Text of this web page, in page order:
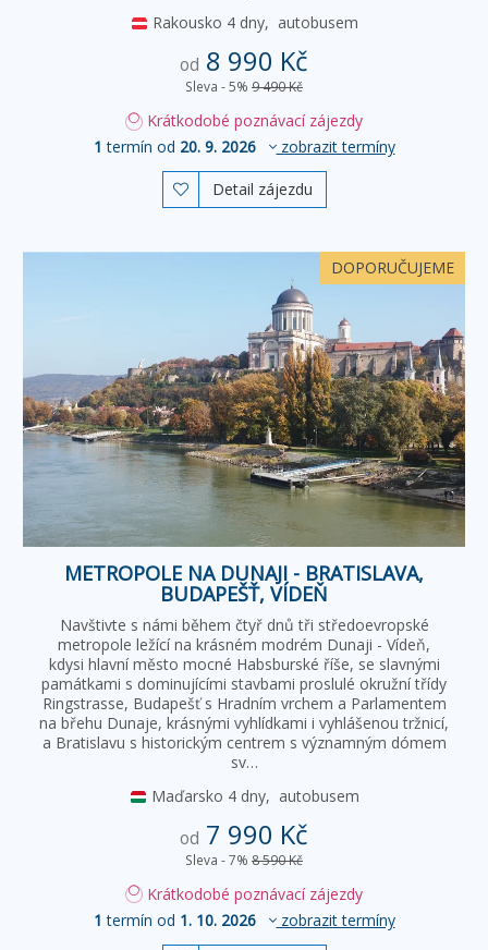
Rakousko 4 dny, autobusem
od 8 990 Kč
Sleva - 5% 9 490 Kč
Krátkodobé poznávací zájezdy
1 termín od 20. 9. 2026 zobrazit termíny
 Detail zájezdu
DOPORUČUJEME
METROPOLE NA DUNAJI - BRATISLAVA,
BUDAPEŠŤ, VÍDEŇ
Navštivte s námi během čtyř dnů tři středoevropské
metropole ležící na krásném modrém Dunaji - Vídeň,
kdysi hlavní město mocné Habsburské říše, se slavnými
památkami s dominujícími stavbami proslulé okružní třídy
Ringstrasse, Budapešť s Hradním vrchem a Parlamentem
na břehu Dunaje, krásnými vyhlídkami i vyhlášenou tržnicí,
a Bratislavu s historickým centrem s významným dómem
sv…
Maďarsko 4 dny, autobusem
od 7 990 Kč
Sleva - 7% 8 590 Kč
Krátkodobé poznávací zájezdy
1 termín od 1. 10. 2026 zobrazit termíny